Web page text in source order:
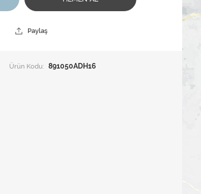
Paylaş
Ürün Kodu: 891050ADH16